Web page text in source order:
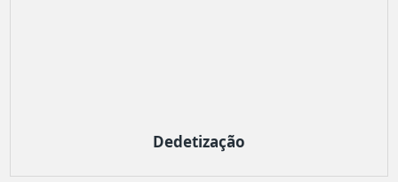
Dedetização